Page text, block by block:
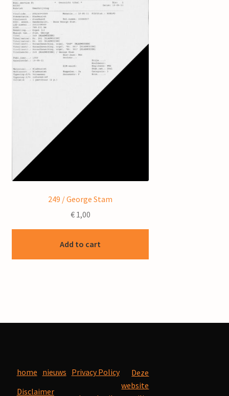
249 / George Stam
€1,00
Add to cart
home nieuws Privacy Policy
Disclaimer
Deze
website